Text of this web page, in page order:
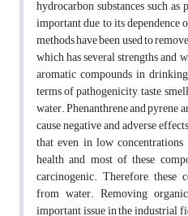
hydrocarbon substances such
important due to its dependence
methods have been used to
which has several strengths and
aromatic compounds in
terms of pathogenicity, taste,
water. Phenanthrene and pyrene
cause negative and adverse
that even in low
health and most of these
carcinogenic. Therefore, these
from water. Removing
important issue in the industrial